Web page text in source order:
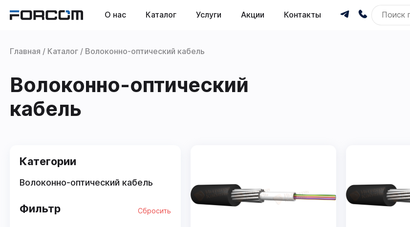
О нас Каталог Услуги Акции Контакты
Главная Каталог Волоконно-оптический кабель
Волоконно-оптический
кабель
Категории
Волоконно-оптический кабель
Фильтр Сбросить